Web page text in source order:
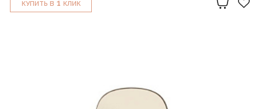
КУПИТЬ В 1 КЛИК